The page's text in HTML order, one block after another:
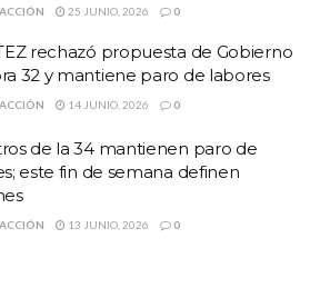
en la comunidad antes citada.
datos presentaba heridas punzo
indicaron, apunta a que fue
las causas.
25 JUNIO, 2026 0
rechazó propuesta de Gobierno
32 y mantiene paro de labores
14 JUNIO, 2026 0
de la 34 mantienen paro de
este fin de semana definen
13 JUNIO, 2026 0